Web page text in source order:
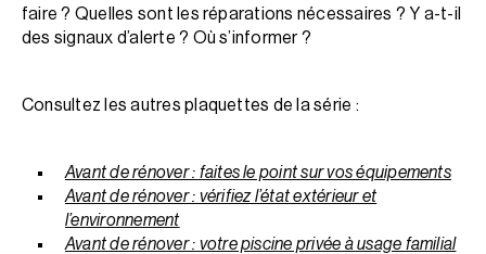
faire ? Quelles sont les réparations nécessaires ? Y a-t-il
des signaux d’alerte ? Où s’informer ?
Consultez les autres plaquettes de la série :
Avant de rénover : faites le point sur vos équipements
Avant de rénover : vérifiez l’état extérieur et
l’environnement
Avant de rénover : votre piscine privée à usage familial